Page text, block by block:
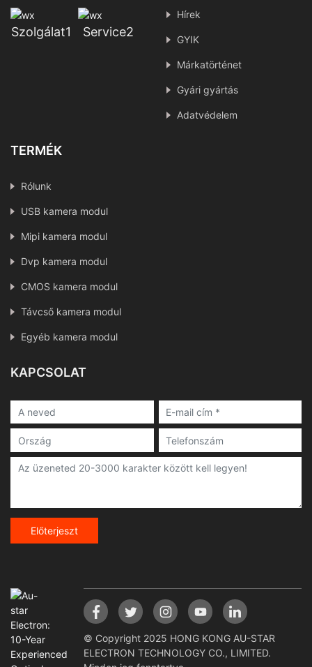
Szolgálat1 Service2
Hírek
GYIK
Márkatörténet
Gyári gyártás
Adatvédelem
TERMÉK
Rólunk
USB kamera modul
Mipi kamera modul
Dvp kamera modul
CMOS kamera modul
Távcső kamera modul
Egyéb kamera modul
KAPCSOLAT
Előterjeszt
© Copyright 2025 HONG KONG AU-STAR
ELECTRON TECHNOLOGY CO., LIMITED.